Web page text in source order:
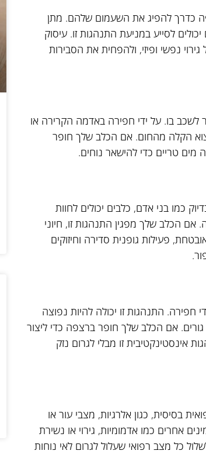
כדרך להפיג את השעמום שלהם. מתן
לסייע במניעת התנהגות זו. עיסוק
נפשי ופיזי, ולהפחית את הסבירות
לשכב בו. על ידי חפירה באדמה הקרירה או
הקלה מהחום. אם הכלב שלך חופר
מים טריים כדי להישאר נוחים.
כמו בני אדם, כלבים יכולים לחוות
הכלב שלך מפגין התנהגות זו, חיוני
פעילות גופנית סדירה וחיזוקים
חפירה. התנהגות זו יכולה להיות נפוצה
אם הכלב שלך חופר ברצפה כדי ליצור
אינסטינקטיבית זו מבלי לגרום נזק
בסיסית, כגון אלרגיות, מצבי עור או
אחרים כמו אדמומיות, גירוי או נשירת
כל מצב רפואי שעלול לגרום לאי נוחות